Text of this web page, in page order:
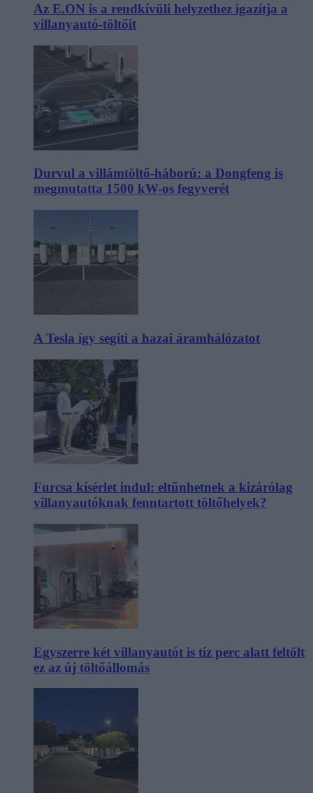
Az E.ON is a rendkívüli helyzethez igazítja a
villanyautó-töltőit
Durvul a villámtöltő-háború: a Dongfeng is
megmutatta 1500 kW-os fegyverét
A Tesla így segíti a hazai áramhálózatot
Furcsa kísérlet indul: eltűnhetnek a kizárólag
villanyautóknak fenntartott töltőhelyek?
Egyszerre két villanyautót is tíz perc alatt feltölt
ez az új töltőállomás